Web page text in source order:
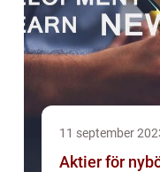
11 september
Aktier för